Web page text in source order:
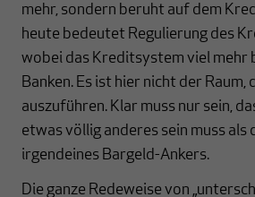
mehr, sondern beruht auf dem
heute bedeutet Regulierung des
wobei das Kreditsystem viel mehr
Banken. Es ist hier nicht der Raum,
auszuführen. Klar muss nur sein,
etwas völlig anderes sein muss als
irgendeines Bargeld-Ankers.
Die ganze Redeweise von